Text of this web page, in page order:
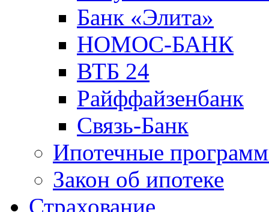
Банк «Элита»
НОМОС-БАНК
ВТБ 24
Райффайзенбанк
Связь-Банк
Ипотечные
Закон об ипотеке
Страхование